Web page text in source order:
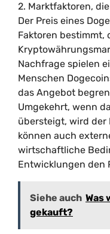
2. Marktfaktoren,
Der Preis eines
Faktoren bestimmt,
Nachfrage spielen
Menschen
das Angebot
Umgekehrt, wenn
übersteigt, wird der
können auch
wirtschaftliche
Entwicklungen den
Siehe auch Was
gekauft?